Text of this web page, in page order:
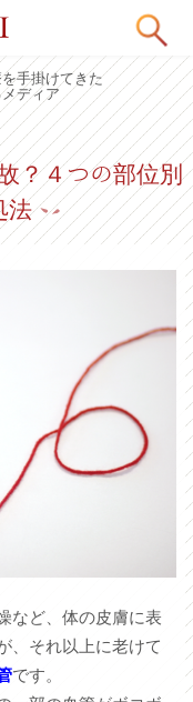
手掛けてきた
ディア
？４つの部位別
法
など、体の皮膚に表
、それ以上に老けて
です。